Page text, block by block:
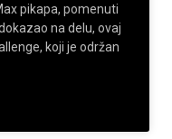
pikapa, pomenuti
na delu, ovaj
koji je održan